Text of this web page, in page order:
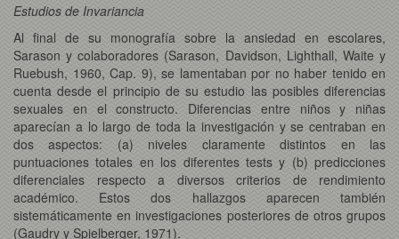
Estudios de Invariancia
Al final de su monografía sobre la ansiedad en escolares,
Sarason y colaboradores (Sarason, Davidson, Lighthall, Waite y
Ruebush, 1960, Cap. 9), se lamentaban por no haber tenido en
cuenta desde el principio de su estudio las posibles diferencias
sexuales en el constructo. Diferencias entre niños y niñas
aparecían a lo largo de toda la investigación y se centraban en
dos aspectos: (a) niveles claramente distintos en las
puntuaciones totales en los diferentes tests y (b) predicciones
diferenciales respecto a diversos criterios de rendimiento
académico. Estos dos hallazgos aparecen también
sistemáticamente en investigaciones posteriores de otros grupos
(Gaudry y Spielberger, 1971).